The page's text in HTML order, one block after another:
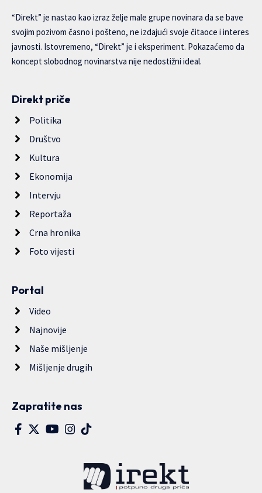
“Direkt” je nastao kao izraz želje male grupe novinara da se bave
svojim pozivom časno i pošteno, ne izdajući svoje čitaoce i interes
javnosti. Istovremeno, “Direkt” je i eksperiment. Pokazaćemo da
koncept slobodnog novinarstva nije nedostižni ideal.
Direkt priče
Politika
Društvo
Kultura
Ekonomija
Intervju
Reportaža
Crna hronika
Foto vijesti
Portal
Video
Najnovije
Naše mišljenje
Mišljenje drugih
Zapratite nas